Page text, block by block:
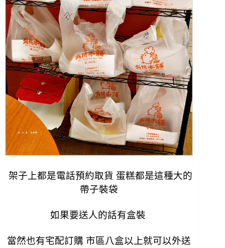
架子上都是電話預約取貨 蛋糕都是這種大的
帶子裝袋
如果要送人的話有盒裝
當然也有宅配訂購 市區八盒以上就可以外送